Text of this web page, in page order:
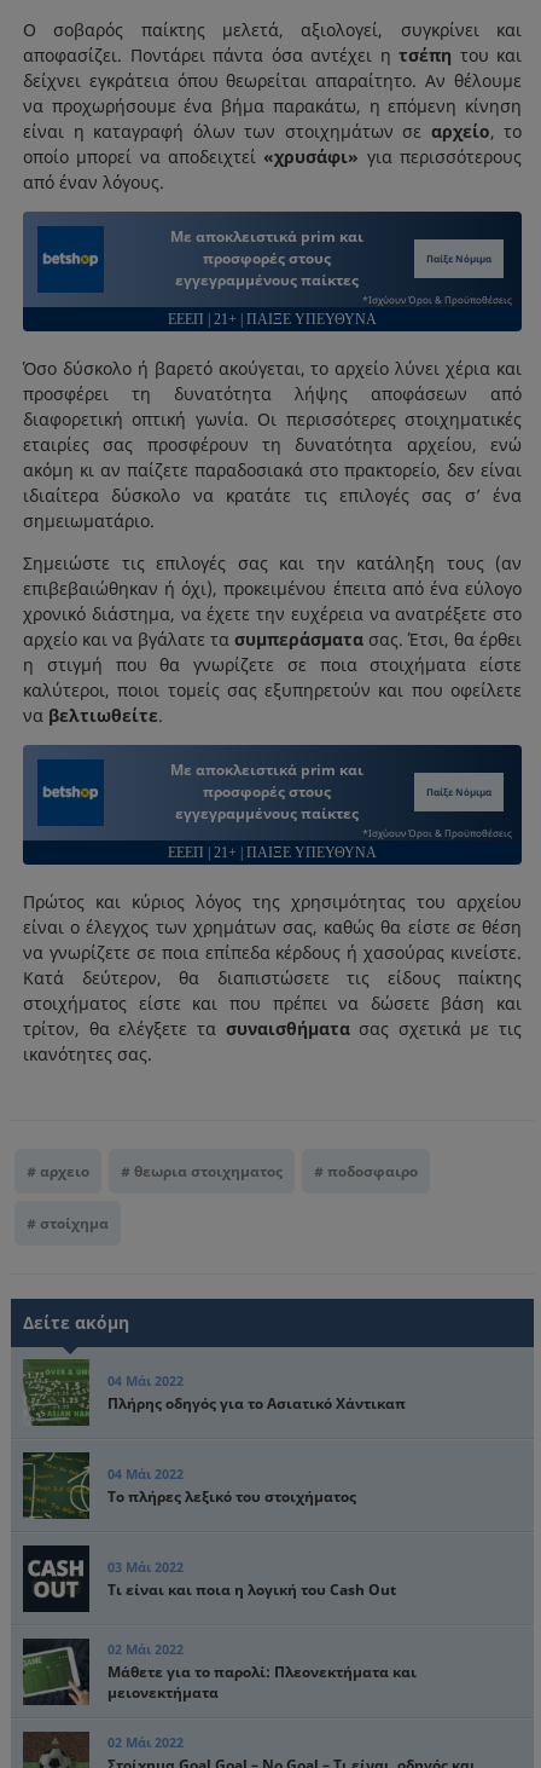
Ο σοβαρός παίκτης μελετά, αξιολογεί, συγκρίνει και
αποφασίζει. Ποντάρει πάντα όσα αντέχει η τσέπη του και
δείχνει εγκράτεια όπου θεωρείται απαραίτητο. Αν θέλουμε
να προχωρήσουμε ένα βήμα παρακάτω, η επόμενη κίνηση
είναι η καταγραφή όλων των στοιχημάτων σε αρχείο, το
οποίο μπορεί να αποδειχτεί «χρυσάφι» για περισσότερους
από έναν λόγους.
Με αποκλειστικά prim και
προσφορές στους
εγγεγραμμένους παίκτες
Παίξε Νόμιμα
*Ισχύουν Όροι & Προϋποθέσεις
ΕΕΕΠ | 21+ | ΠΑΙΞΕ ΥΠΕΥΘΥΝΑ
Όσο δύσκολο ή βαρετό ακούγεται, το αρχείο λύνει χέρια και
προσφέρει τη δυνατότητα λήψης αποφάσεων από
διαφορετική οπτική γωνία. Οι περισσότερες στοιχηματικές
εταιρίες σας προσφέρουν τη δυνατότητα αρχείου, ενώ
ακόμη κι αν παίζετε παραδοσιακά στο πρακτορείο, δεν είναι
ιδιαίτερα δύσκολο να κρατάτε τις επιλογές σας σ’ ένα
σημειωματάριο.
Σημειώστε τις επιλογές σας και την κατάληξη τους (αν
επιβεβαιώθηκαν ή όχι), προκειμένου έπειτα από ένα εύλογο
χρονικό διάστημα, να έχετε την ευχέρεια να ανατρέξετε στο
αρχείο και να βγάλατε τα συμπεράσματα σας. Έτσι, θα έρθει
η στιγμή που θα γνωρίζετε σε ποια στοιχήματα είστε
καλύτεροι, ποιοι τομείς σας εξυπηρετούν και που οφείλετε
να βελτιωθείτε.
Με αποκλειστικά prim και
προσφορές στους
εγγεγραμμένους παίκτες
Παίξε Νόμιμα
*Ισχύουν Όροι & Προϋποθέσεις
ΕΕΕΠ | 21+ | ΠΑΙΞΕ ΥΠΕΥΘΥΝΑ
Πρώτος και κύριος λόγος της χρησιμότητας του αρχείου
είναι ο έλεγχος των χρημάτων σας, καθώς θα είστε σε θέση
να γνωρίζετε σε ποια επίπεδα κέρδους ή χασούρας κινείστε.
Κατά δεύτερον, θα διαπιστώσετε τις είδους παίκτης
στοιχήματος είστε και που πρέπει να δώσετε βάση και
τρίτον, θα ελέγξετε τα συναισθήματασας σχετικά με τις
ικανότητες σας.
αρχειο θεωρια στοιχηματος ποδοσφαιρο
στοίχημα
Δείτε ακόμη
04 Μάι 2022
Πλήρης οδηγός για το Ασιατικό Χάντικαπ
04 Μάι 2022
Το πλήρες λεξικό του στοιχήματος
03 Μάι 2022
Τι είναι και ποια η λογική του Cash Out
02 Μάι 2022
Μάθετε για το παρολί: Πλεονεκτήματα και
μειονεκτήματα
02 Μάι 2022